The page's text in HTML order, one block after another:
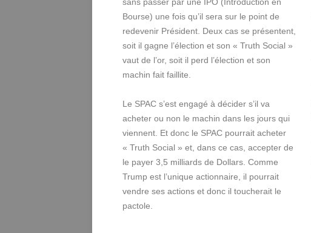
Bourse) une fois qu’il sera sur le point de
redevenir Président. Deux cas se présentent,
soit il gagne l’élection et son « Truth Social »
vaut de l’or, soit il perd l’élection et son
machin fait faillite.
Le SPAC s’est engagé à décider s’il va
acheter ou non le machin dans les jours qui
viennent. Et donc le SPAC pourrait acheter
« Truth Social » et, dans ce cas, accepter de
le payer 3,5 milliards de Dollars. Comme
Trump est l’unique actionnaire, il pourrait
vendre ses actions et donc il toucherait le
pactole.